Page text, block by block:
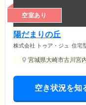
空室あり
陽だまりの丘
株式会社 トゥア・ジュ 住宅
宮城県大崎市古川宮
空き状況を知